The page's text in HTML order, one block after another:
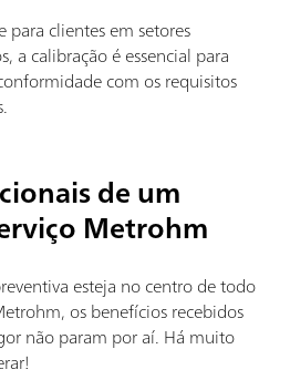
para clientes em setores
a calibração é essencial para
com os requisitos
de um
Metrohm
esteja no centro de todo
os benefícios recebidos
não param por aí. Há muito